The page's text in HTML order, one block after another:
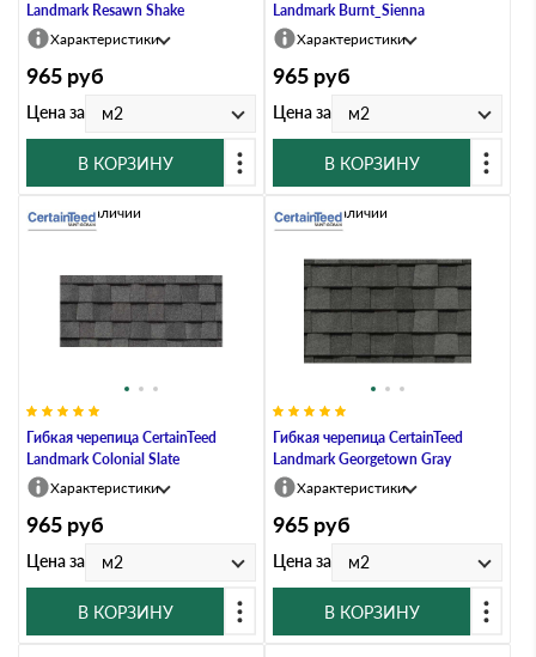
Landmark Resawn Shake
Характеристики
965 руб
Цена за м2
В КОРЗИНУ
Landmark Burnt_Sienna
Характеристики
965 руб
Цена за м2
В КОРЗИНУ
Гибкая черепица CertainTeed
Landmark Colonial Slate
Нет в наличии
Характеристики
965 руб
Цена за м2
В КОРЗИНУ
Гибкая черепица CertainTeed
Landmark Georgetown Gray
Нет в наличии
Характеристики
965 руб
Цена за м2
В КОРЗИНУ